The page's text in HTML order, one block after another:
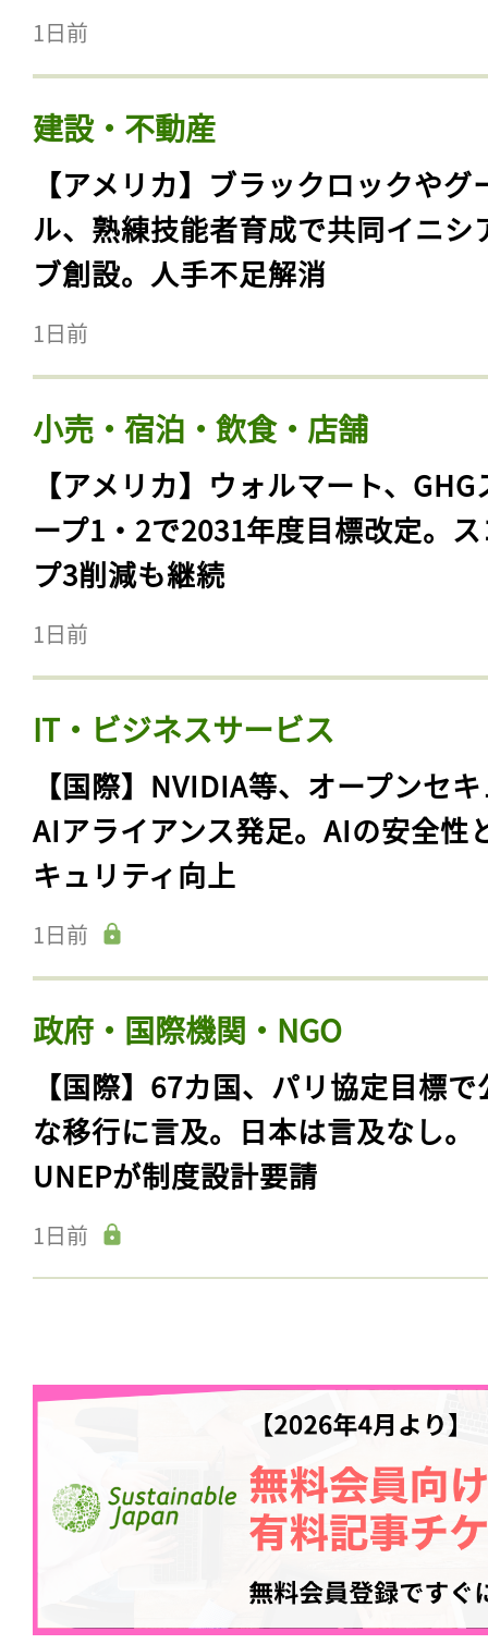
1日前
建設・不動産
【アメリカ】ブラックロックやグ
ル、熟練技能者育成で共同イニシ
ブ創設。人手不足解消
1日前
小売・宿泊・飲食・店舗
【アメリカ】ウォルマート、GHG
ープ1・2で2031年度目標改定。
プ3削減も継続
1日前
IT・ビジネスサービス
【国際】NVIDIA等、オープンセ
AIアライアンス発足。AIの安全性
キュリティ向上
1日前
政府・国際機関・NGO
【国際】67カ国、パリ協定目標で
な移行に言及。日本は言及なし。
UNEPが制度設計要請
1日前